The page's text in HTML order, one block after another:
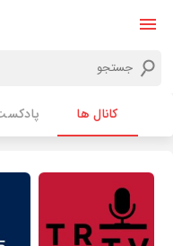
کانال ها